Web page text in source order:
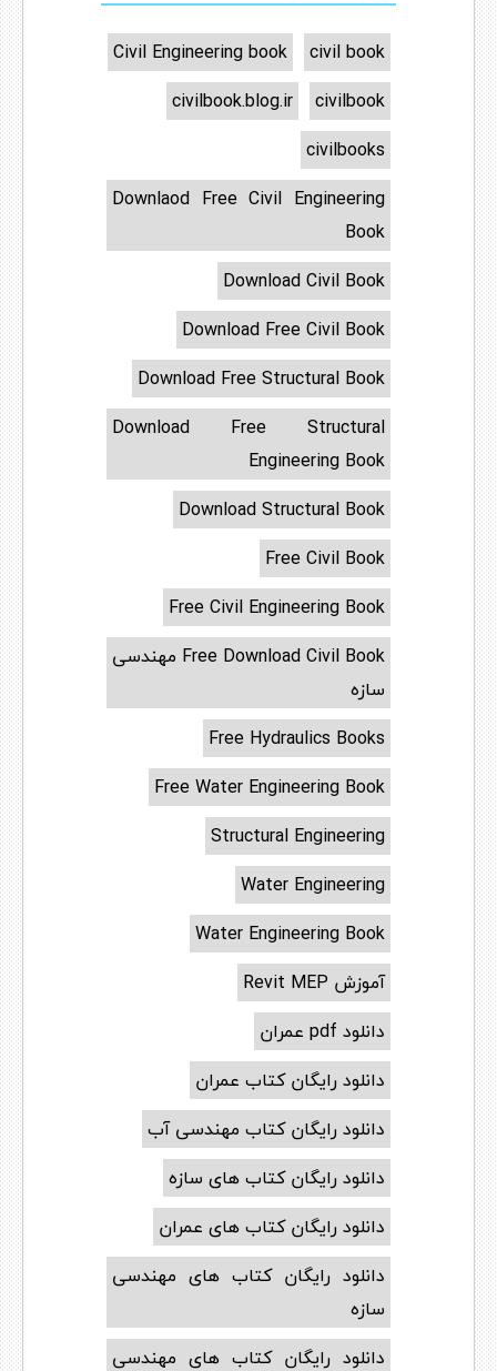
civil book
Civil Engineering book
civilbook
civilbook.blog.ir
civilbooks
Downlaod Free Civil Engineering
Book
Download Civil Book
Download Free Civil Book
Download Free Structural Book
Download Free Structural
Engineering Book
Download Structural Book
Free Civil Book
Free Civil Engineering Book
Free Download Civil Book مهندسی
سازه
Free Hydraulics Books
Free Water Engineering Book
Structural Engineering
Water Engineering
Water Engineering Book
آموزش Revit MEP
دانلود pdf عمران
دانلود رایگان کتاب عمران
دانلود رایگان کتاب مهندسی آب
دانلود رایگان کتاب های سازه
دانلود رایگان کتاب های عمران
دانلود رایگان کتاب های مهندسی
سازه
دانلود رایگان کتاب های مهندسی